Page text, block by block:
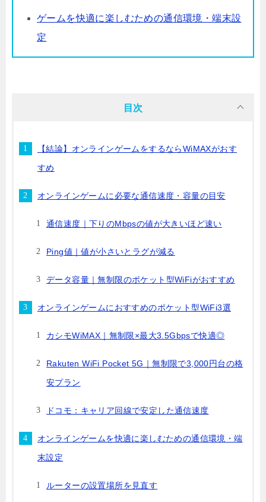
ゲームを快適に楽しむための通信環境・端末設
定
目次
【結論】オンラインゲームをするならWiMAXがおす
すめ
オンラインゲームに必要な通信速度・容量の目安
通信速度｜下りのMbpsの値が大きいほど速い
Ping値｜値が小さいとラグが減る
データ容量｜無制限のポケット型WiFiがおすすめ
オンラインゲームにおすすめのポケット型WiFi3選
カシモWiMAX｜無制限×最大3.5Gbpsで快適◎
Rakuten WiFi Pocket 5G｜無制限で3,000円台の格
安プラン
ドコモ：キャリア回線で安定した通信速度
オンラインゲームを快適に楽しむための通信環境・端
末設定
ルーターの設置場所を見直す